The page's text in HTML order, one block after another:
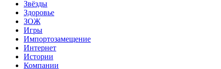
Звёзды
Здоровье
ЗОЖ
Игры
Импортозамещение
Интернет
Истории
Компании